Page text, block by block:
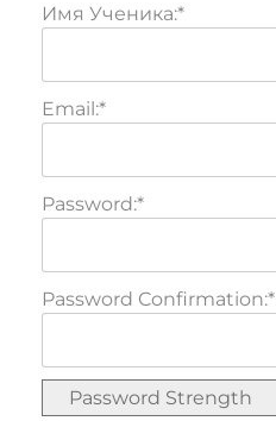
Имя Ученика:*
Email:*
Password:*
Password Confirmation:*
Password Strength